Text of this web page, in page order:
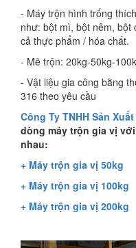
- Máy trộn hình trống
như: bột mì, bột nêm, bột
cả thực phẩm / hóa chất.
- Mẽ trộn: 20kg-50kg-
- Vật liệu gia công bằng
316 theo yêu cầu
Công Ty TNHH Sản
dòng máy trộn gia vị
nhau:
+ Máy trộn gia vị 50kg
+ Máy trộn gia vị 100kg
+ Máy trộn gia vị 200kg